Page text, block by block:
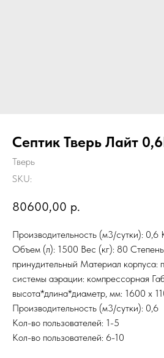
Септик Тверь Лайт
Тверь
SKU:
80600,00 р.
Производительность (м3/сутки): 0,6
Объем (л): 1500 Вес (кг): 80
принудительный Материал корпуса:
системы аэрации: компрессорная
высота*длина*диаметр, мм: 1600 x
Производительность (м3/сутки): 0,6
Кол-во пользователей: 1-5
Кол-во пользователей: 6-10